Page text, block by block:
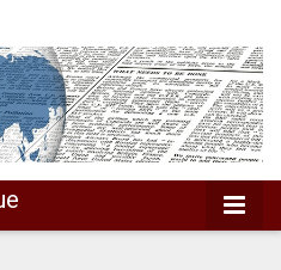
La Tribune
Diplomatique
Internationale